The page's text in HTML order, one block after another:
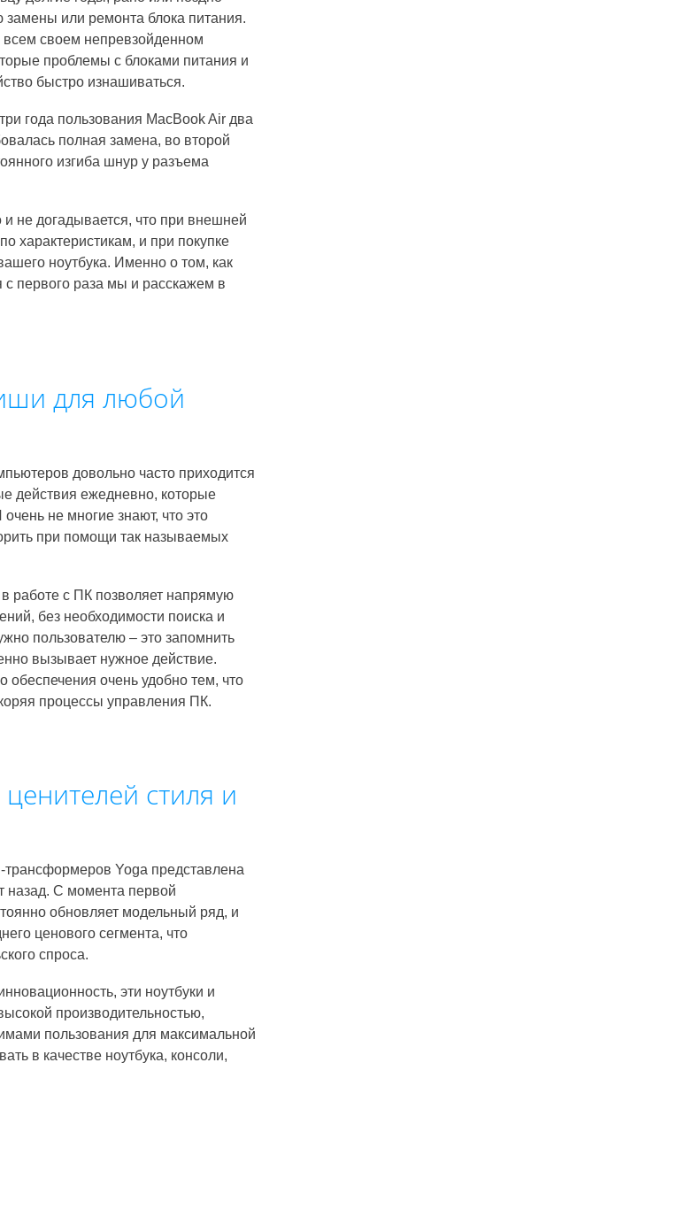
замены или ремонта блока питания.
всем своем непревзойденном
проблемы с блоками питания и
быстро изнашиваться.
года пользования MacBook Air два
полная замена, во второй
изгиба шнур у разъема
не догадывается, что при внешней
характеристикам, и при покупке
ноутбука. Именно о том, как
первого раза мы и расскажем в
для любой
довольно часто приходится
действия ежедневно, которые
не многие знают, что это
при помощи так называемых
работе с ПК позволяет напрямую
без необходимости поиска и
пользователю – это запомнить
вызывает нужное действие.
очень удобно тем, что
процессы управления ПК.
стиля и
Yoga представлена
назад. С момента первой
обновляет модельный ряд, и
ценового сегмента, что
спроса.
эти ноутбуки и
производительностью,
пользования для максимальной
в качестве ноутбука, консоли,